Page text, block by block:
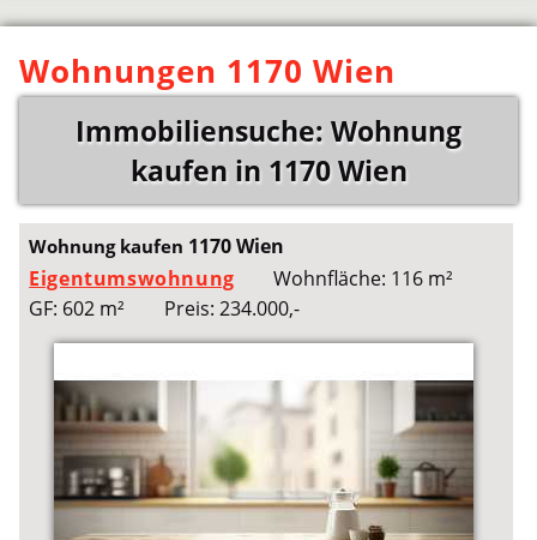
Wohnungen 1170 Wien
Immobiliensuche: Wohnung
kaufen in 1170 Wien
Wohnung kaufen 1170 Wien
Eigentumswohnung
Wohnfläche: 116 m²
GF: 602 m²
Preis: 234.000,-